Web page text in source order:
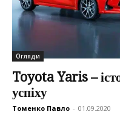
Огляди
Toyota Yaris –
успіху
Томенко Павло - 01.09.2020